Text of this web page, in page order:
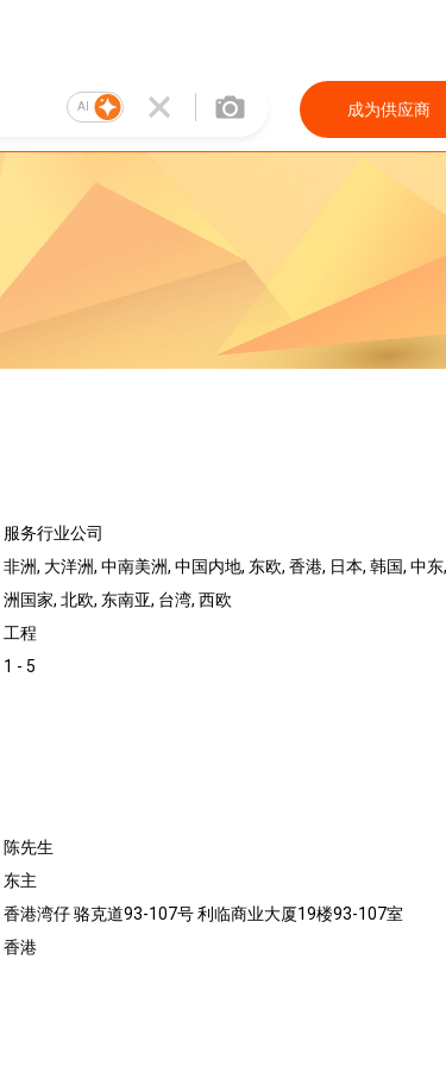
AI 成为供应商
服务行业公司
非洲, 大洋洲, 中南美洲, 中国内地, 东欧, 香港, 日本, 韩国, 中
洲国家, 北欧, 东南亚, 台湾, 西欧
工程
1 - 5
陈先生
东主
香港湾仔 骆克道93-107号 利临商业大厦19楼93-107室
香港